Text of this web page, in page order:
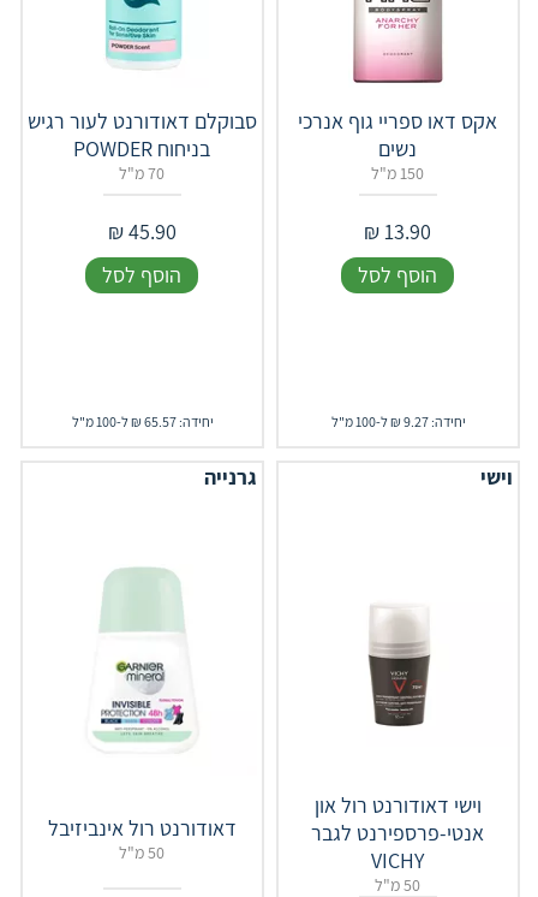
אקס דאו ספריי גוף אנרכי
נשים
150 מ"ל
13.90
₪
הוסף לסל
יחידה: 9.27 ₪ ל-100 מ"ל
סבוקלם דאודורנט לעור רגיש
בניחוח POWDER
70 מ"ל
45.90
₪
הוסף לסל
יחידה: 65.57 ₪ ל-100 מ"ל
וישי
וישי דאודורנט רול און
אנטי-פרספירנט לגבר
VICHY
50 מ"ל
גרנייה
דאודורנט רול אינביזיבל
50 מ"ל